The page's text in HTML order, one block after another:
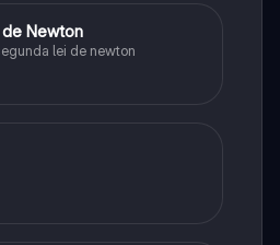
Newton
lei de newton